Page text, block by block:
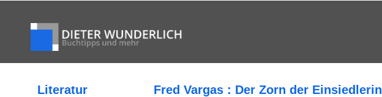
Literatur Fred Vargas : Der Zorn der Einsiedlerin